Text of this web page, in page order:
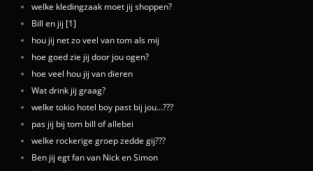
welke kledingzaak moet jij shoppen?
Bill en jij [1]
hou jij net zo veel van tom als mij
hoe goed zie jij door jou ogen?
hoe veel hou jij van dieren
Wat drink jij graag?
welke tokio hotel boy past bij jou...???
pas jij bij tom bill of allebei
welke rockerige groep zedde gij???
Ben jij egt fan van Nick en Simon